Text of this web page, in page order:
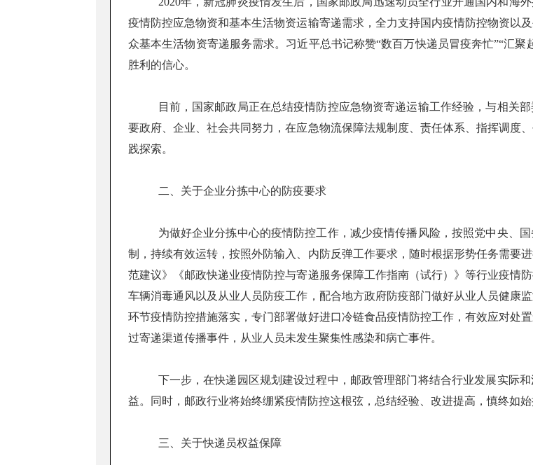
疫情防控应急物资和基本生活物资运输寄递需求，全力支持国内疫情防控物资以
众基本生活物资寄递服务需求。习近平总书记称赞“数百万快递员冒疫奔忙”“汇
胜利的信心。
目前，国家邮政局正在总结疫情防控应急物资寄递运输工作经验，与相关
要政府、企业、社会共同努力，在应急物流保障法规制度、责任体系、指挥调度
践探索。
二、关于企业分拣中心的防疫要求
为做好企业分拣中心的疫情防控工作，减少疫情传播风险，按照党中央、
制，持续有效运转，按照外防输入、内防反弹工作要求，随时根据形势任务需要
范建议》《邮政快递业疫情防控与寄递服务保障工作指南（试行）》等行业疫情
车辆消毒通风以及从业人员防疫工作，配合地方政府防疫部门做好从业人员健康
环节疫情防控措施落实，专门部署做好进口冷链食品疫情防控工作，有效应对处
过寄递渠道传播事件，从业人员未发生聚集性感染和病亡事件。
下一步，在快递园区规划建设过程中，邮政管理部门将结合行业发展实际
益。同时，邮政行业将始终绷紧疫情防控这根弦，总结经验、改进提高，慎终如始
三、关于快递员权益保障